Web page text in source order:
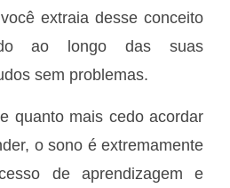
extraia desse conceito
ao longo das suas
sem problemas.
quanto mais cedo acordar
o sono é extremamente
de aprendizagem e